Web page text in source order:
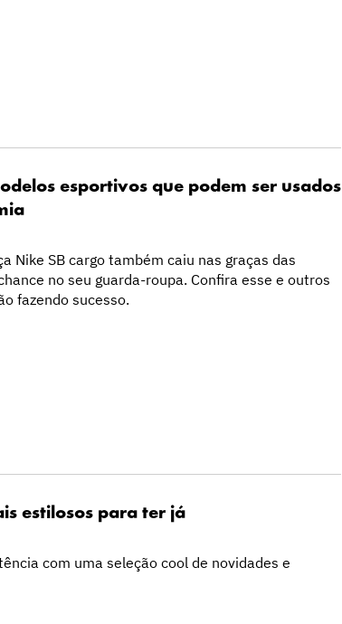
esportivos que podem ser usados
Nike SB cargo também caiu nas graças das
no seu guarda-roupa. Confira esse e outros
fazendo sucesso.
estilosos para ter já
com uma seleção cool de novidades e